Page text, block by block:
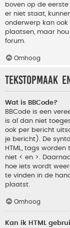
boven op de
er niet staat,
onderwerp kan
plaatsen, maar
forum.
Omhoog
Tekstopmaak
Wat is BBCode?
BBCode is een
is al dan niet
ook per bericht
je bericht). De
HTML, tags
niet < en >.
hoe iets wordt
te vinden in de
plaatst.
Omhoog
Kan ik HTML